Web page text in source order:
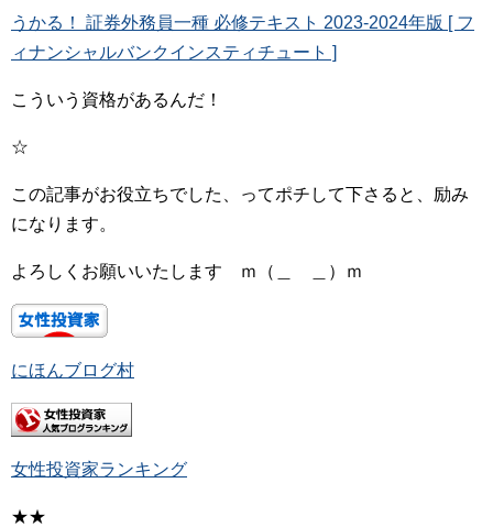
うかる！ 証券外務員一種 必修テキスト 2023-2024年版 [ フ
ィナンシャルバンクインスティチュート ]
こういう資格があるんだ！
☆
この記事がお役立ちでした、ってポチして下さると、励み
になります。
よろしくお願いいたします ｍ（＿ ＿）ｍ
にほんブログ村
女性投資家ランキング
★★